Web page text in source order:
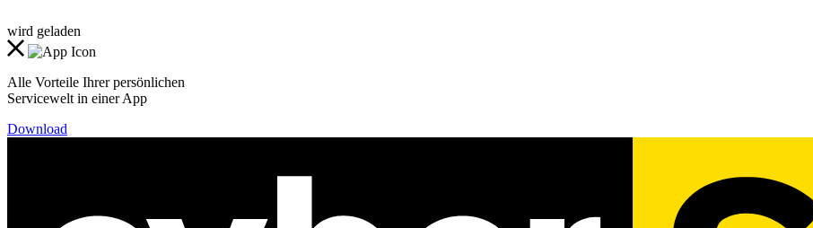
wird geladen
Alle Vorteile Ihrer persönlichen
Servicewelt in einer App
Download